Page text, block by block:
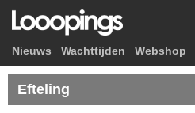
Nieuws Wachttijden Webshop
Efteling